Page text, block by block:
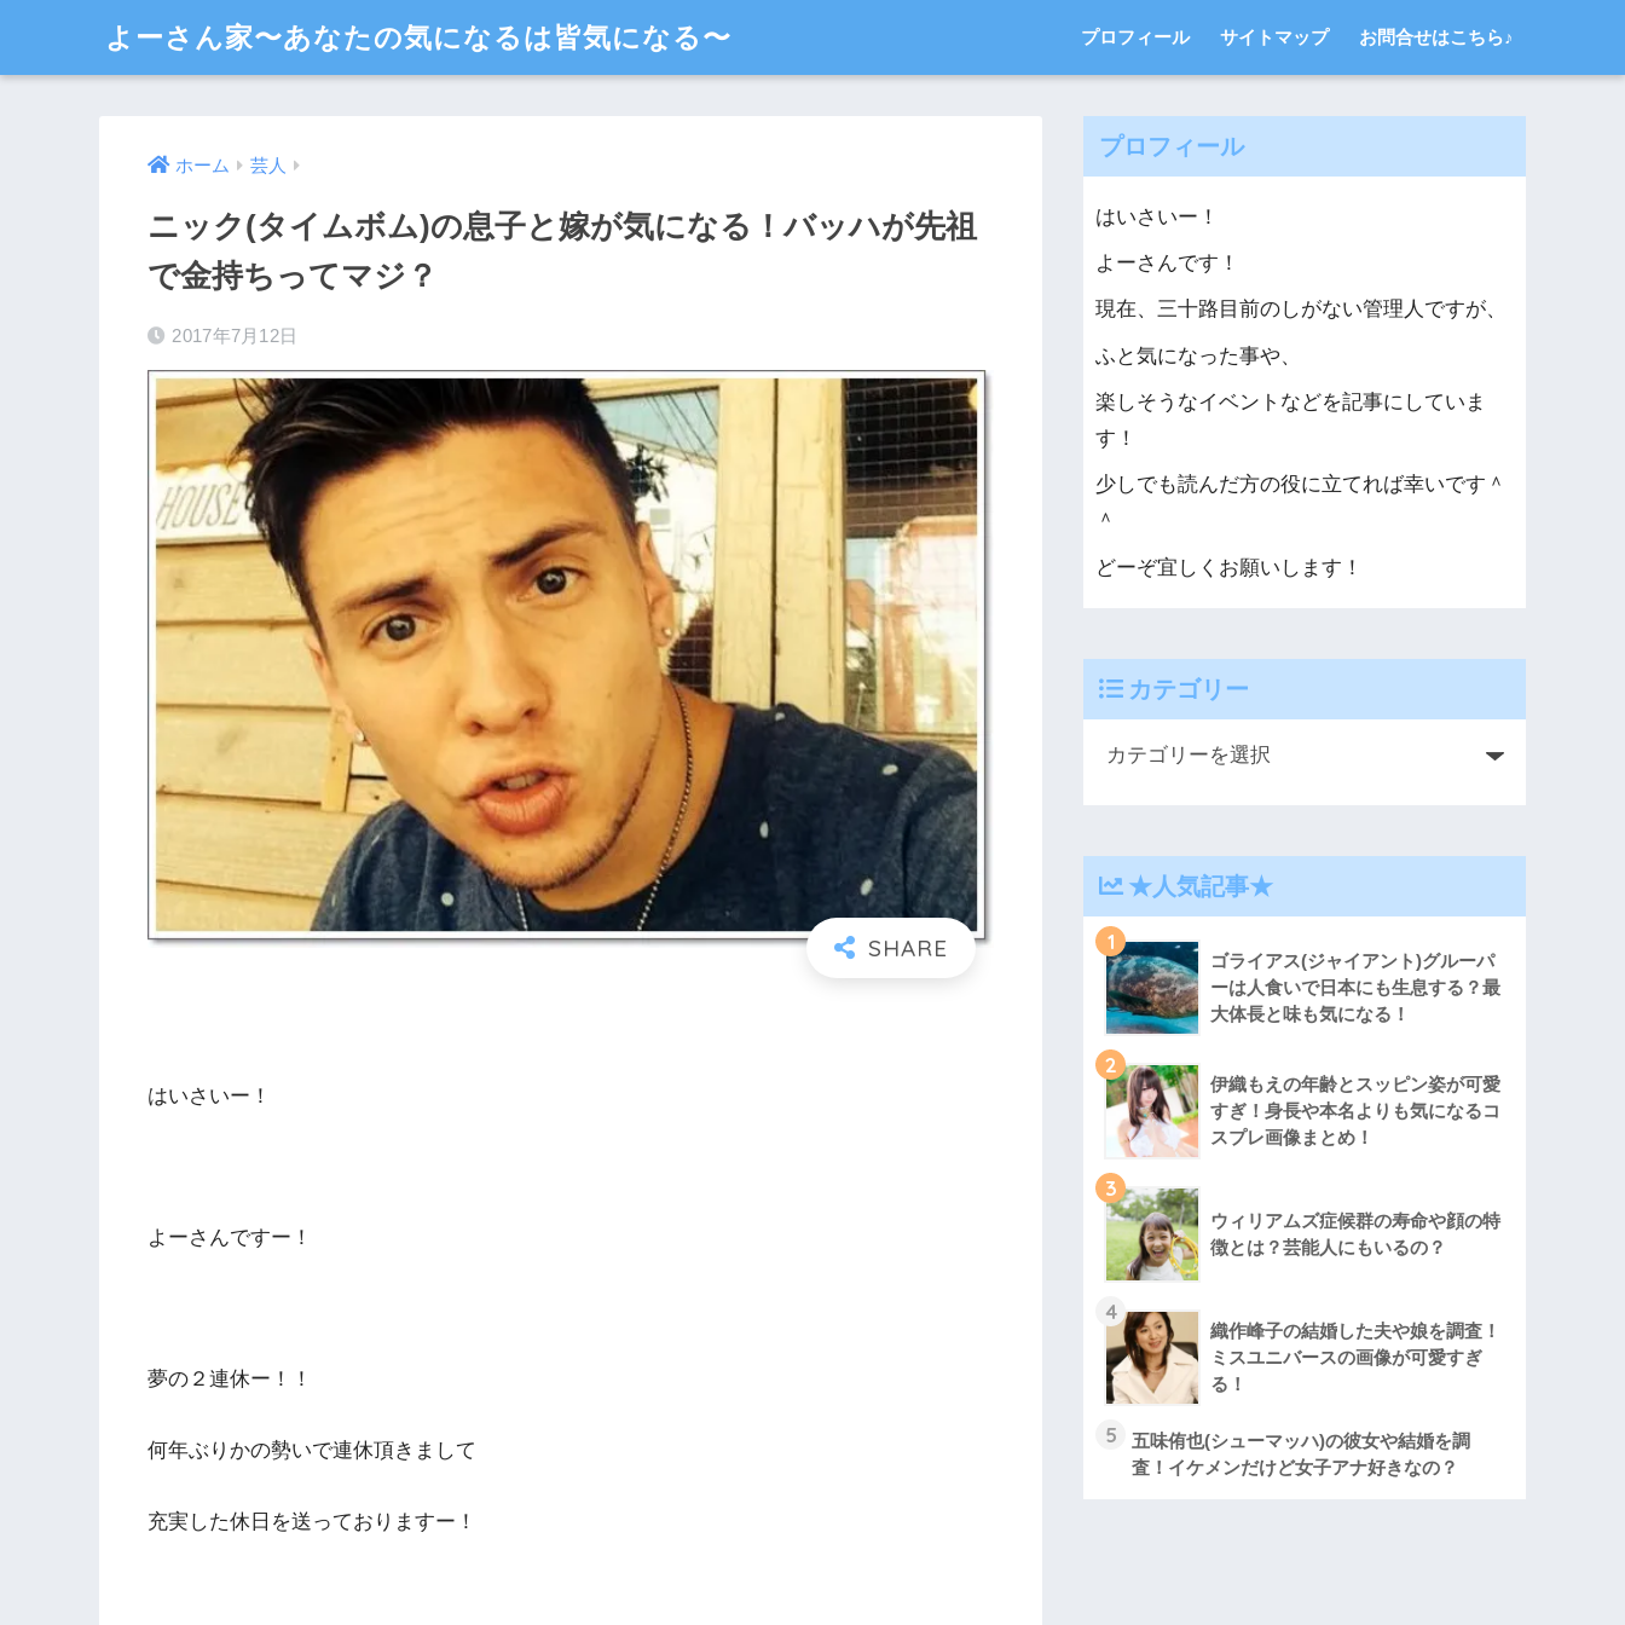
よーさん家〜あなたの気になるは皆気になる〜 プロフィール サイトマップ お問合せはこちら♪
ホーム 芸人
ニック(タイムボム)の息子と嫁が気になる！バッハが先祖
で金持ちってマジ？
2017年7月12日
はいさいー！
よーさんですー！
夢の２連休ー！！
何年ぶりかの勢いで連休頂きまして
充実した休日を送っておりますー！
プロフィール
はいさいー！
よーさんです！
現在、三十路目前のしがない管理人ですが、
ふと気になった事や、
楽しそうなイベントなどを記事にしていま
す！
少しでも読んだ方の役に立てれば幸いです＾
＾
どーぞ宜しくお願いします！
カテゴリー
★人気記事★
1
ゴライアス(ジャイアント)グルーパ
ーは人食いで日本にも生息する？最
大体長と味も気になる！
2
伊織もえの年齢とスッピン姿が可愛
すぎ！身長や本名よりも気になるコ
スプレ画像まとめ！
3
ウィリアムズ症候群の寿命や顔の特
徴とは？芸能人にもいるの？
4
織作峰子の結婚した夫や娘を調査！
ミスユニバースの画像が可愛すぎ
る！
5
五味侑也(シューマッハ)の彼女や結婚を調
査！イケメンだけど女子アナ好きなの？